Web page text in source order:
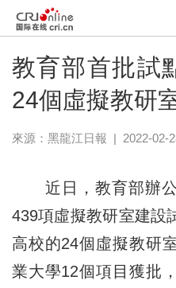
教育部首批試
24個虛擬教研
來源： 黑龍江日報 | 2022-02-
近日，教育部辦公
439項虛擬教研室建設
高校的24個虛擬教研
業大學12個項目獲批